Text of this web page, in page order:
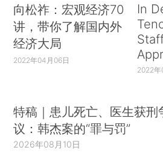
向松祚：宏观经济70
讲，带你了解国内外
经济大局
2022年04月06日
In
2022年
特稿｜患儿死亡、医生获刑
议：韩杰案的“罪与罚”
2026年08月10日